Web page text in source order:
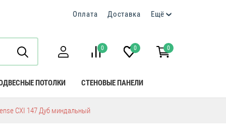
Оплата Доставка Ещё
0 0 0
ПОТОЛКИ СТЕНОВЫЕ ПАНЕЛИ
CXI 147 Дуб миндальный